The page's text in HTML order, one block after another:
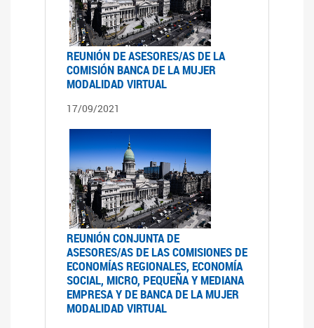
REUNIÓN DE ASESORES/AS DE LA
COMISIÓN BANCA DE LA MUJER
MODALIDAD VIRTUAL
17/09/2021
REUNIÓN CONJUNTA DE
ASESORES/AS DE LAS COMISIONES DE
ECONOMÍAS REGIONALES, ECONOMÍA
SOCIAL, MICRO, PEQUEÑA Y MEDIANA
EMPRESA Y DE BANCA DE LA MUJER
MODALIDAD VIRTUAL